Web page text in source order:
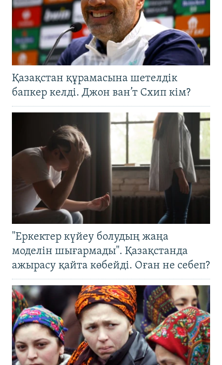
Қазақстан құрамасына шетелдік
бапкер келді. Джон ван’т Схип кім?
"Еркектер күйеу болудың жаңа
моделін шығармады". Қазақстанда
ажырасу қайта көбейді. Оған не себеп?